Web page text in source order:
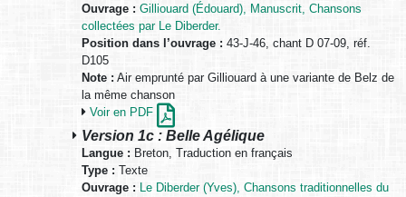
Ouvrage : Gilliouard (Édouard), Manuscrit, Chansons
collectées par Le Diberder.
Position dans l’ouvrage : 43-J-46, chant D 07-09, réf.
D105
Note : Air emprunté par Gilliouard à une variante de Belz de
la même chanson
Voir en PDF
Version 1c : Belle Agélique
Langue : Breton, Traduction en français
Type : Texte
Ouvrage : Le Diberder (Yves), Chansons traditionnelles du